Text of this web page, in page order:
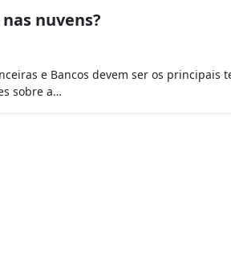
nuvens?
e Bancos devem ser os principais
sobre a…